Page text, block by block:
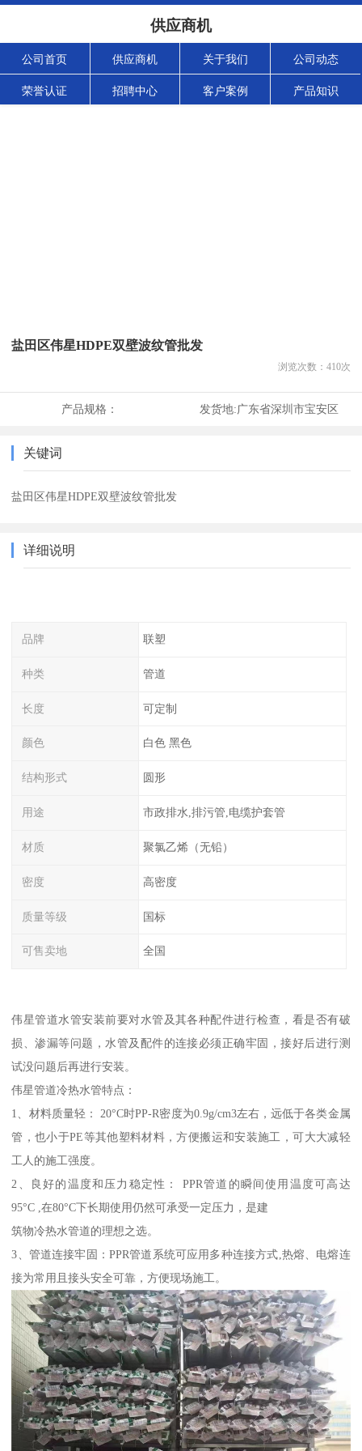
供应商机
公司首页 供应商机 关于我们 公司动态
荣誉认证 招聘中心 客户案例 产品知识
盐田区伟星HDPE双壁波纹管批发
浏览次数： 410次
产品规格： 发货地:广东省深圳市宝安区
关键词
盐田区伟星HDPE双壁波纹管批发
详细说明
品牌 联塑
种类 管道
长度 可定制
颜色 白色 黑色
结构形式 圆形
用途 市政排水,排污管,电缆护套管
材质 聚氯乙烯（无铅）
密度 高密度
质量等级 国标
可售卖地 全国
伟星管道水管安装前要对水管及其各种配件进行检查，看是否有破
损、渗漏等问题，水管及配件的连接必须正确牢固，接好后进行测
试没问题后再进行安装。
伟星管道冷热水管特点：
1、材料质量轻： 20°C时PP-R密度为0.9g/cm3左右，远低于各类金属
管，也小于PE等其他塑料材料，方便搬运和安装施工，可大大减轻
工人的施工强度。
2、良好的温度和压力稳定性： PPR管道的瞬间使用温度可高达
95°C ,在80°C下长期使用仍然可承受一定压力，是建
筑物冷热水管道的理想之选。
3、管道连接牢固：PPR管道系统可应用多种连接方式,热熔、电熔连
接为常用且接头安全可靠，方便现场施工。